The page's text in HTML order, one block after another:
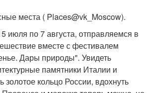
места ( Places@vk_Moscow).
июля по 7 августа, отправляемся в
вместе с фестивалем
Дары природы". Увидеть
памятники Италии и
золотое кольцо России, вдохнуть